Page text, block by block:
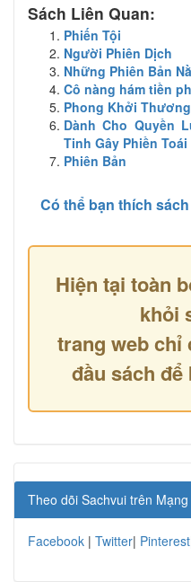
Sách Liên Quan:
Phiến Tội
Người Phiên Dịch
Những Phiên Bản
Cô nàng hám tiền
Phong Khởi
Dành Cho Quyền
Tinh Gây Phiền Toái
Phiên Bản
Có thể bạn thích sách
Hiện tại toàn
khỏi
trang web
đầu sách để
Theo dõi Sachvui trên
Facebook | Twitter| Pinterest